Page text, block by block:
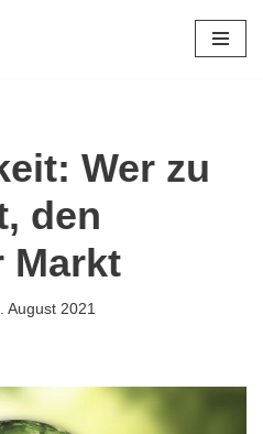
Wer zu
den
Markt
August 2021